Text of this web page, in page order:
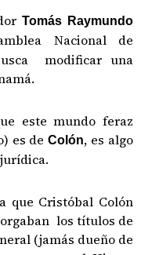
Tomás Raymundo
Nacional de
modificar una
este mundo feraz
es de Colón, es algo
que Cristóbal Colón
los títulos de
(jamás dueño de